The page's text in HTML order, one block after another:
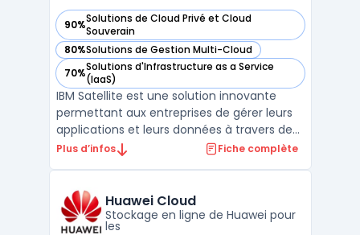
90%Solutions de Cloud Privé et Cloud
Souverain
— voir IBM Cloud Satellite dans cette catégorie
80%Solutions de Gestion Multi-Cloud
— voir IBM Cloud Satellite dans cette catégorie
70%Solutions d'Infrastructure as a Service
(IaaS)
— voir IBM Cloud Satellite dans cette catégorie
IBM Satellite est une solution innovante
permettant aux entreprises de gérer leurs
applications et leurs données à travers des
environnements cloud variés. Grâce à IBM
tout en conservant un contrôle centralisé.
Cet ...
Plus d’infos Fiche complète
Huawei Cloud
Stockage en ligne de Huawei pour
les